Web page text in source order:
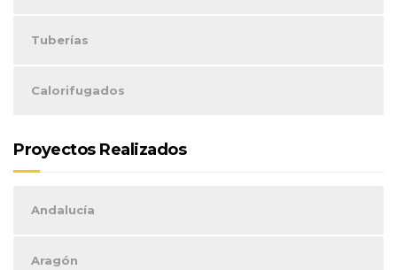
Tuberías
Calorifugados
Proyectos Realizados
Andalucía
Aragón